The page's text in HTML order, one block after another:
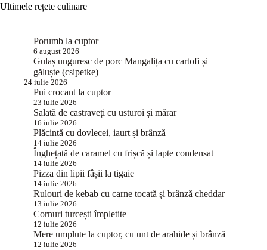
Ultimele rețete culinare
Porumb la cuptor
6 august 2026
Gulaș unguresc de porc Mangalița cu cartofi și
găluște (csipetke)
24 iulie 2026
Pui crocant la cuptor
23 iulie 2026
Salată de castraveți cu usturoi și mărar
16 iulie 2026
Plăcintă cu dovlecei, iaurt și brânză
14 iulie 2026
Înghețată de caramel cu frișcă și lapte condensat
14 iulie 2026
Pizza din lipii fâșii la tigaie
14 iulie 2026
Rulouri de kebab cu carne tocată și brânză cheddar
13 iulie 2026
Cornuri turcești împletite
12 iulie 2026
Mere umplute la cuptor, cu unt de arahide și brânză
12 iulie 2026